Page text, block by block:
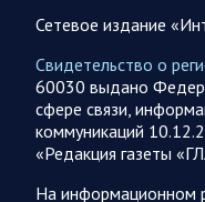
представители
07.08.2026 12:29
Сводка военных
Сетевое издание
Свидетельство о
60030 выдано
сфере связи,
коммуникаций
«Редакция газеты
На информационном